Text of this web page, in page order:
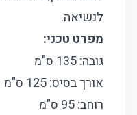
לנשיאה.
מפרט טכני:
גובה: 135 ס"מ
אורך בסיס: 125 ס"מ
רוחב: 95 ס"מ